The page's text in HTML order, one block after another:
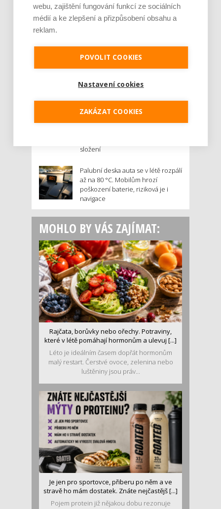
Rajčata, borůvky nebo ořechy.
menstruace
Znáte nejčastější mýty o proteinu?
Český startup Goated prodal za
složení
Palubní deska auta se v létě rozpálí
až na 80 °C. Mobilům hrozí
poškození baterie, riziková je i
navigace
MOHLO BY VÁS ZAJÍMAT:
Rajčata, borůvky nebo ořechy. Potraviny,
které v létě pomáhají hormonům a ulevuj [...]
Léto je ideálním časem dopřát hormonům
malý restart. Čerstvé ovoce, zelenina nebo
luštěniny jsou práv...
Je jen pro sportovce, přiberu po něm a ve
stravě ho mám dostatek. Znáte nejčastějš [...]
Pojem protein již nějakou dobu rezonuje
webu, zajištění fungování funkcí ze sociálních
médií a ke zlepšení a přizpůsobení obsahu a
reklam.
POVOLIT COOKIES
Nastavení cookies
ZAKÁZAT COOKIES